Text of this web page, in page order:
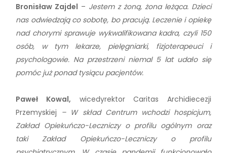
Bronisław Zajdel – Jestem z żoną, żona leżąca. Dzieci
nas odwiedzają co sobotę, bo pracują. Leczenie i opiekę
nad chorymi sprawuje wykwalifikowana kadra, czyli 150
osób, w tym lekarze, pielęgniarki, fizjoterapeuci i
psychologowie. Na przestrzeni niemal 5 lat udało się
pomóc już ponad tysiącu pacjentów.
Paweł Kowal, wicedyrektor Caritas Archidiecezji
Przemyskiej – W skład Centrum wchodzi hospicjum,
Zakład Opiekuńczo-Leczniczy o profilu ogólnym oraz
taki Zakład Opiekuńczo-Leczniczy o profilu